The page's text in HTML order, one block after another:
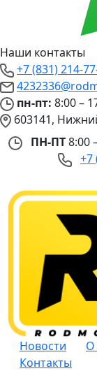
Наши контакты
+7 (831) 214-
пн-пт: 8:00 –
603141,
ПН-ПТ8:00
+7
Новости
О
Контакты